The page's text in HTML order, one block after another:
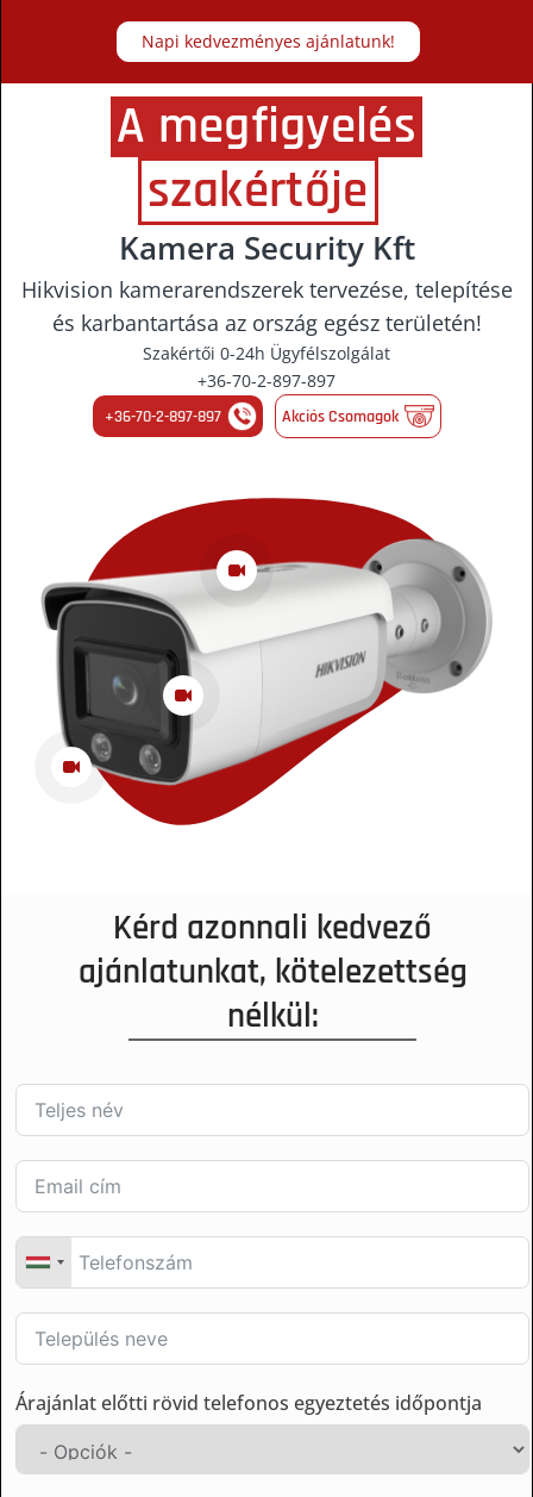
Napi kedvezményes ajánlatunk!
A megfigyelés
szakértője
Kamera Security Kft
Hikvision kamerarendszerek tervezése, telepítése
és karbantartása az ország egész területén!
Szakértői 0-24h Ügyfélszolgálat
+36-70-2-897-897
+36-70-2-897-897 Akciós Csomagok
Kérd azonnali kedvező
ajánlatunkat, kötelezettség
nélkül:
Árajánlat előtti rövid telefonos egyeztetés időpontja